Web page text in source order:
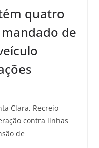
quatro
de
Clara, Recreio
contra linhas
de